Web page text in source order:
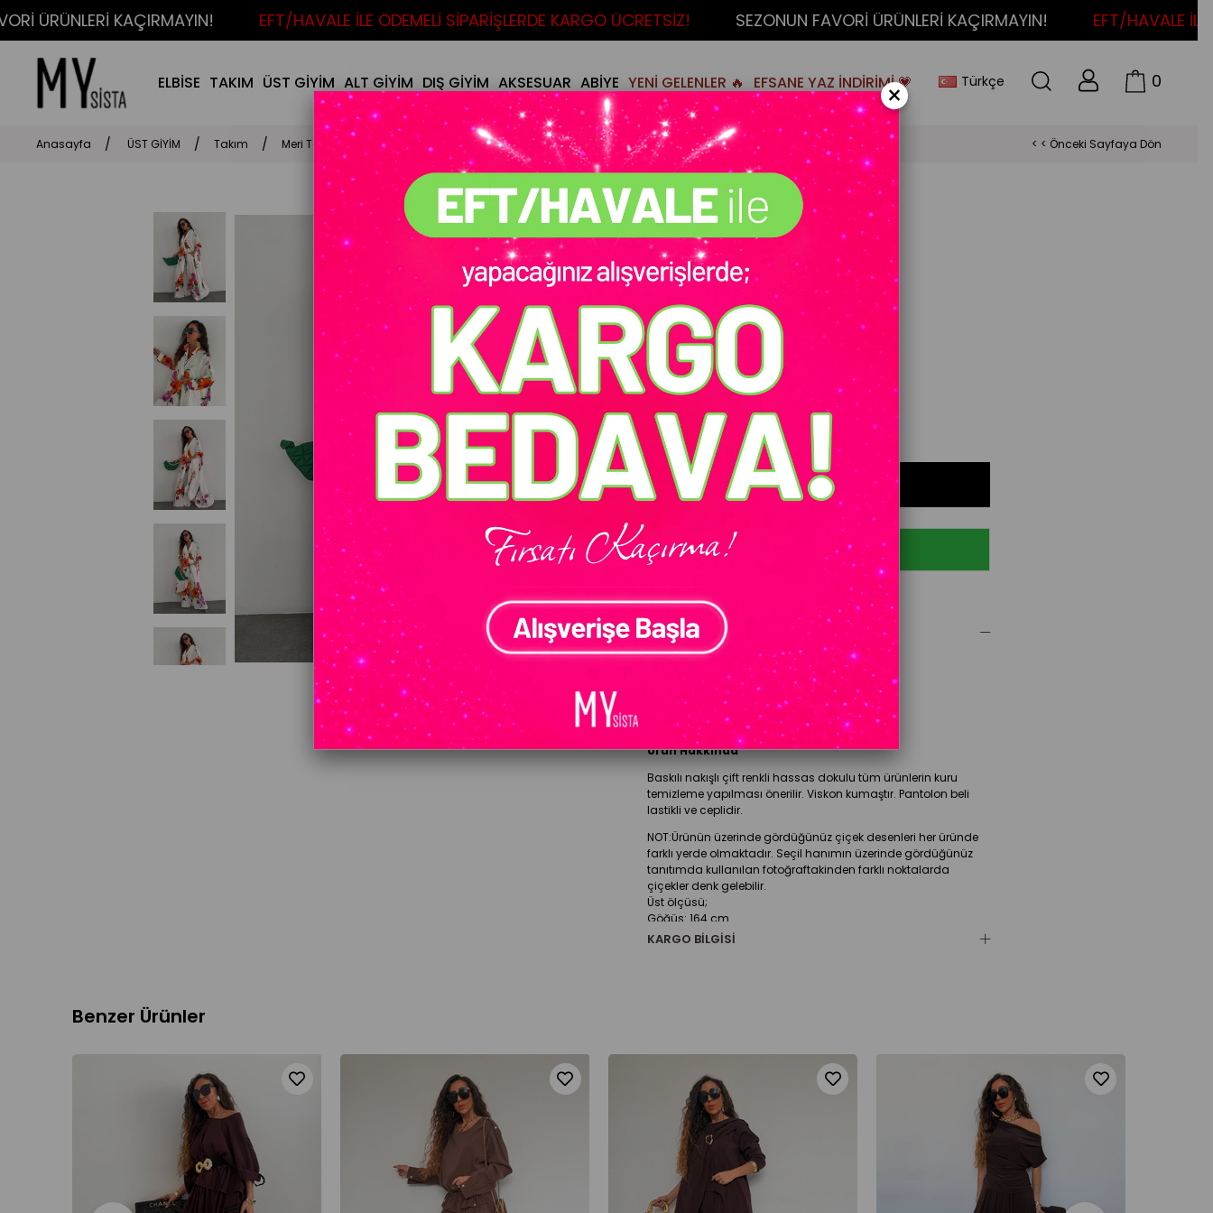
ÜRÜNLERİ KAÇIRMAYIN! EFT/HAVALE İLE ÖDEMELİ SİPARİŞLERDE KARGO ÜCRETSİZ! SEZONUN FAVORİ ÜRÜNLERİ KAÇIRMAYIN! EFT/HAVALE İLE
0
Türkçe
ELBİSE TAKIM ÜST GİYİM ALT GİYİM DIŞ GİYİM AKSESUAR ABİYE YENİ GELENLER 🔥 EFSANE YAZ İNDİRİMİ 💗
Anasayfa ÜST GİYİM Takım Meri Takım Beyaz < < Önceki Sayfaya Dön
Stok Kodu (MY40700069596100033891)
Hızlı Tükeniyor
Meri Takım Beyaz
₺1.999,90
BEDEN
Standart (36-48)
WHATSAPP
ÜRÜN ÖZELLIKLERI
Modelin Ölçüleri:
Boy:
1.65 cm Kilo: 50 kg
Göğüs: 90 cm Bel: 70 cm Basen: 93 cm
Ürün Hakkında
Baskılı nakışlı çift renkli hassas dokulu tüm ürünlerin kuru
temizleme yapılması önerilir. Viskon kumaştır. Pantolon beli
lastikli ve ceplidir.
NOT:Ürünün üzerinde gördüğünüz çiçek desenleri her üründe
farklı yerde olmaktadır. Seçil hanımın üzerinde gördüğünüz
tanıtımda kullanılan fotoğraftakinden farklı noktalarda
çiçekler denk gelebilir.
Üst ölçüsü;
Göğüs: 164 cm
Basen: 190 cm
Basen: 142 cm
Boy: 103 cm
KARGO BILGISI
Benzer Ürünler
×